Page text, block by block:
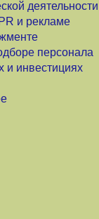
деятельности
и рекламе
персонала
и инвестициях